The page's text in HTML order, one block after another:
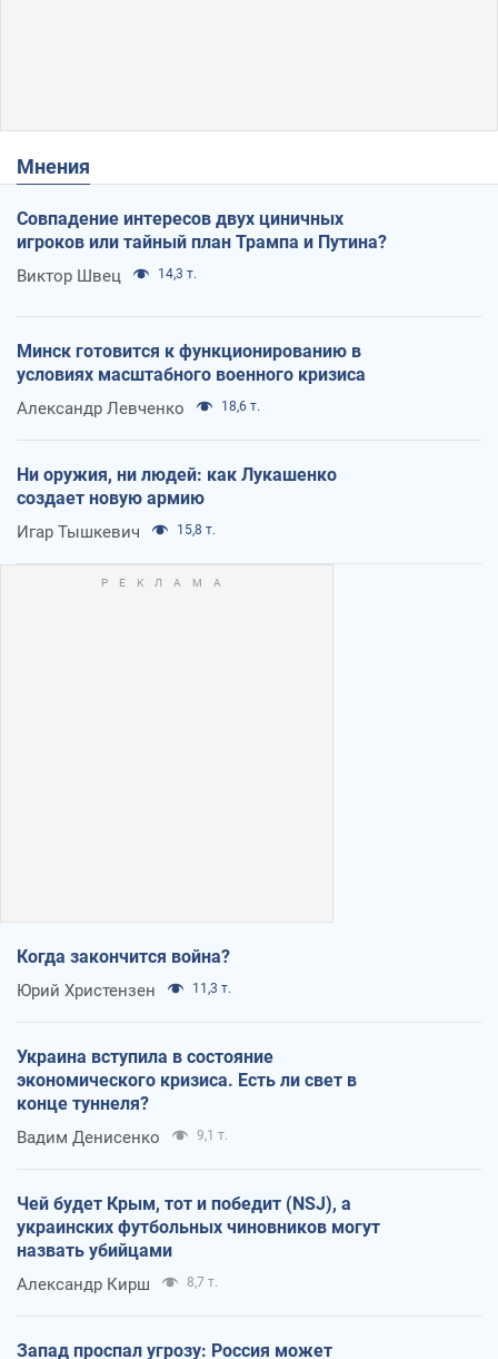
Мнения
Совпадение интересов двух циничных
игроков или тайный план Трампа и Путина?
Виктор Швец 14,3 т.
Минск готовится к функционированию в
условиях масштабного военного кризиса
Александр Левченко 18,6 т.
Ни оружия, ни людей: как Лукашенко
создает новую армию
Игар Тышкевич 15,8 т.
Когда закончится война?
Юрий Христензен 11,3 т.
Украина вступила в состояние
экономического кризиса. Есть ли свет в
конце туннеля?
Вадим Денисенко 9,1 т.
Чей будет Крым, тот и победит (NSJ), а
украинских футбольных чиновников могут
назвать убийцами
Александр Кирш 8,7 т.
Запад проспал угрозу: Россия может